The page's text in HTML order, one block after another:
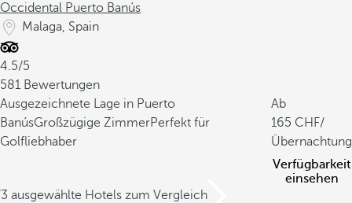
Occidental Puerto Banús
Malaga, Spain
4.5/5
581 Bewertungen
Ausgezeichnete Lage in Puerto
BanúsGroßzügige ZimmerPerfekt für
Golfliebhaber
Ab
165
/
Übernachtung
Verfügbarkeit
einsehen
ausgewählte Hotels zum Vergleich